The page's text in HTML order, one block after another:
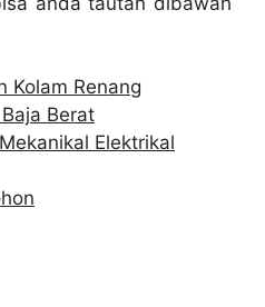
Kolam Renang
Berat
Elektrikal